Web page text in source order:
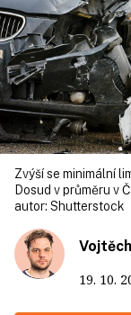
Zvýší se minimální
Dosud v průměru v
autor: Shutterstock
19. 10.